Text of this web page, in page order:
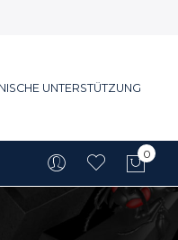
UNTERSTÜTZUNG
0